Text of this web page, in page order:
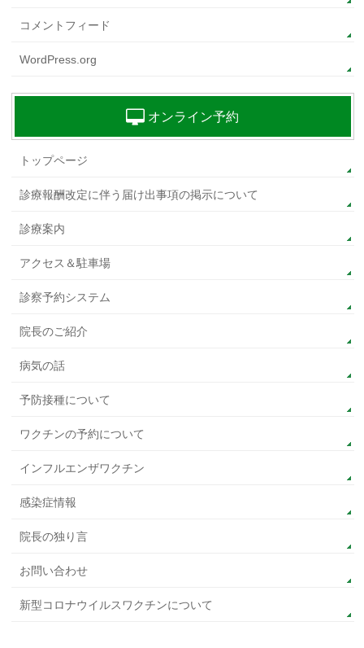
コメントフィード
WordPress.org
オンライン予約
トップページ
診療報酬改定に伴う届け出事項の掲示について
診療案内
アクセス＆駐車場
診察予約システム
院長のご紹介
病気の話
予防接種について
ワクチンの予約について
インフルエンザワクチン
感染症情報
院長の独り言
お問い合わせ
新型コロナウイルスワクチンについて